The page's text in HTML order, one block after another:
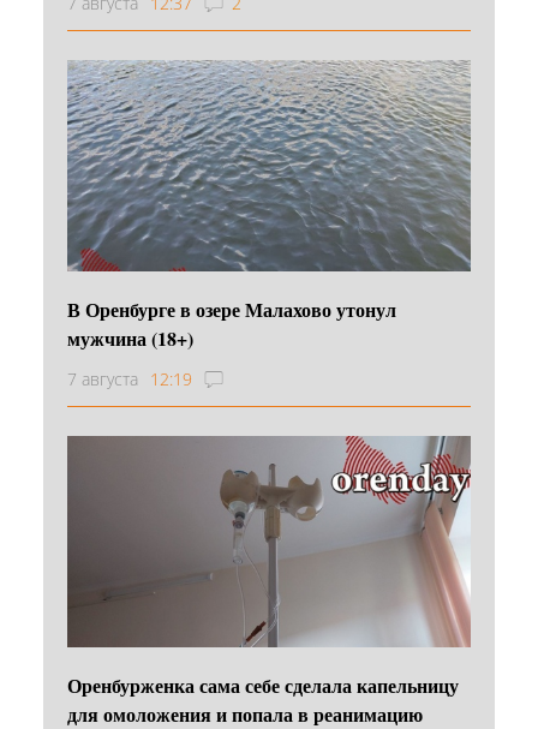
В Оренбурге в озере Малахово утонул
мужчина (18+)
7 августа 12:19
Оренбурженка сама себе сделала капельницу
для омоложения и попала в реанимацию